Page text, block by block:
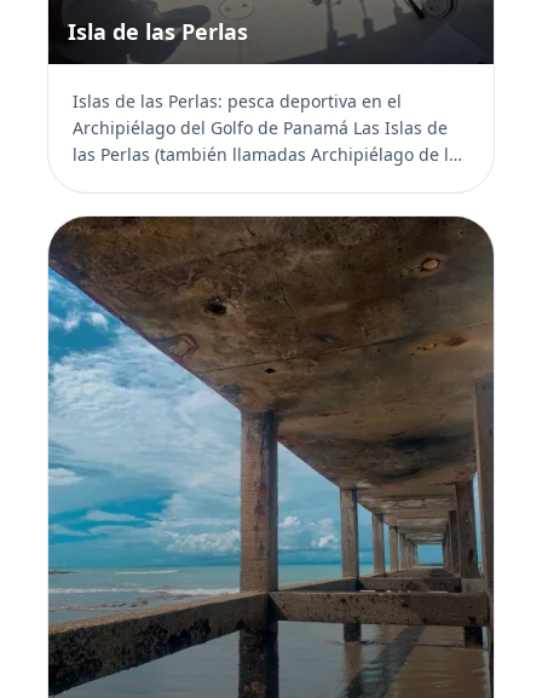
Isla de las Perlas
Islas de las Perlas: pesca deportiva en el
Archipiélago del Golfo de Panamá Las Islas de
las Perlas (también llamadas Archipiélago de las